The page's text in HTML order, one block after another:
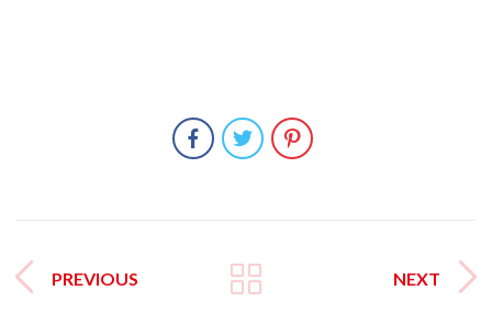
PREVIOUS NEXT